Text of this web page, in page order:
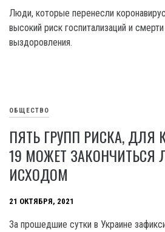
Люди, которые перенесли
высокий риск госпитализаций и
выздоровления.
ОБЩЕСТВО
ПЯТЬ ГРУПП РИСКА, ДЛЯ
19 МОЖЕТ ЗАКОНЧИТЬСЯ
ИСХОДОМ
21 ОКТЯБРЯ, 2021
За прошедшие сутки в Украине